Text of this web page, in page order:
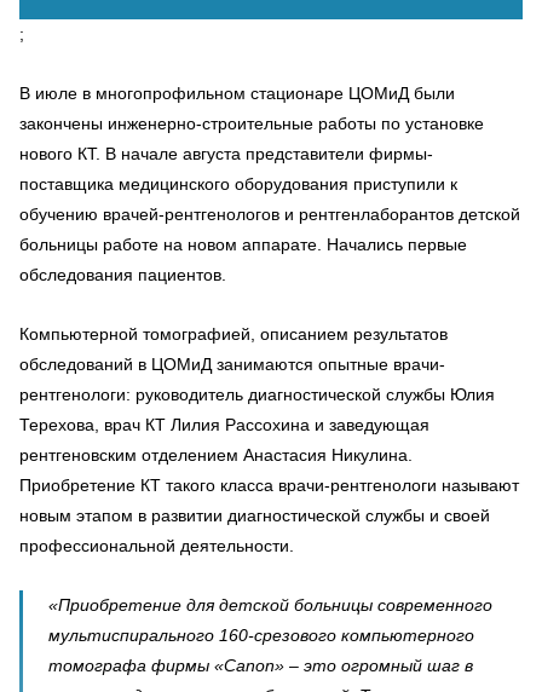
;
В июле в многопрофильном стационаре ЦОМиД были
закончены инженерно-строительные работы по установке
нового КТ. В начале августа представители фирмы-
поставщика медицинского оборудования приступили к
обучению врачей-рентгенологов и рентгенлаборантов детской
больницы работе на новом аппарате. Начались первые
обследования пациентов.
Компьютерной томографией, описанием результатов
обследований в ЦОМиД занимаются опытные врачи-
рентгенологи: руководитель диагностической службы Юлия
Терехова, врач КТ Лилия Рассохина и заведующая
рентгеновским отделением Анастасия Никулина.
Приобретение КТ такого класса врачи-рентгенологи называют
новым этапом в развитии диагностической службы и своей
профессиональной деятельности.
«Приобретение для детской больницы современного
мультиспирального 160-срезового компьютерного
томографа фирмы «Canon» – это огромный шаг в